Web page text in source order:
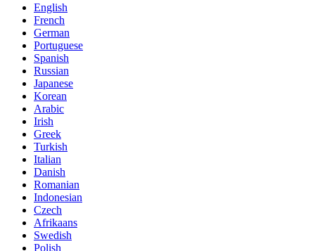
English
French
German
Portuguese
Spanish
Russian
Japanese
Korean
Arabic
Irish
Greek
Turkish
Italian
Danish
Romanian
Indonesian
Czech
Afrikaans
Swedish
Polish